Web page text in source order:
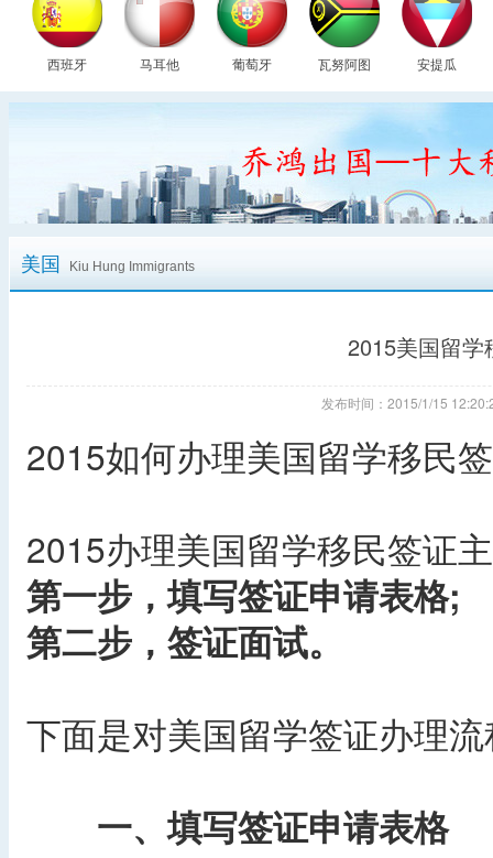
西班牙 马耳他 葡萄牙 瓦努阿图 安提瓜
美国 Kiu Hung Immigrants
2015美国留
发布时间：2015/1/15
2015如何办理美国留学移民
2015办理美国留学移民签证
第一步，填写签证申请表格;
第二步，签证面试。
下面是对美国留学签证办理
一、填写签证申请表格